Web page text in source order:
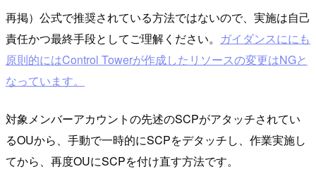
再掲）公式で推奨されている方法ではないので、実施は自己
責任かつ最終手段としてご理解ください。 ガイダンスににも
原則的にはControl Towerが作成したリソースの変更はNGと
なっています。
対象メンバーアカウントの先述のSCPがアタッチされてい
るOUから、手動で一時的にSCPをデタッチし、作業実施し
てから、再度OUにSCPを付け直す方法です。